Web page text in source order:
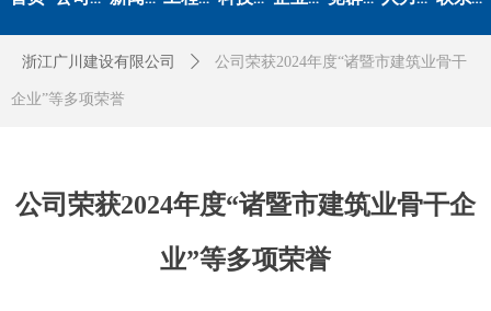
浙江广川建设有限公司 ꄲ 公司荣获2024年度“诸暨市建筑业骨干
企业”等多项荣誉
公司荣获2024年度“诸暨市建筑业骨干企
业”等多项荣誉